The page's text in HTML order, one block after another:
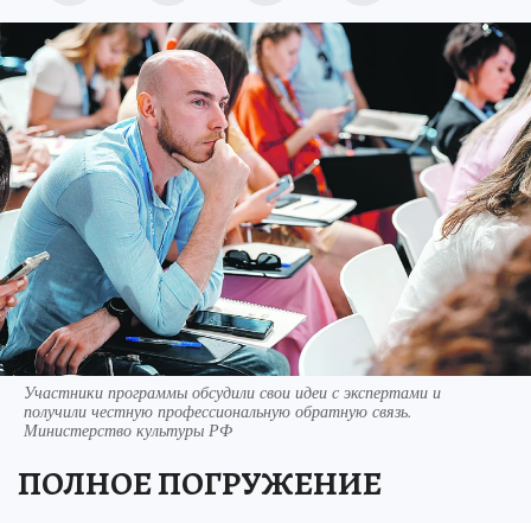
Участники программы обсудили свои идеи с экспертами и
получили честную профессиональную обратную связь.
Министерство культуры РФ
ПОЛНОЕ ПОГРУЖЕНИЕ